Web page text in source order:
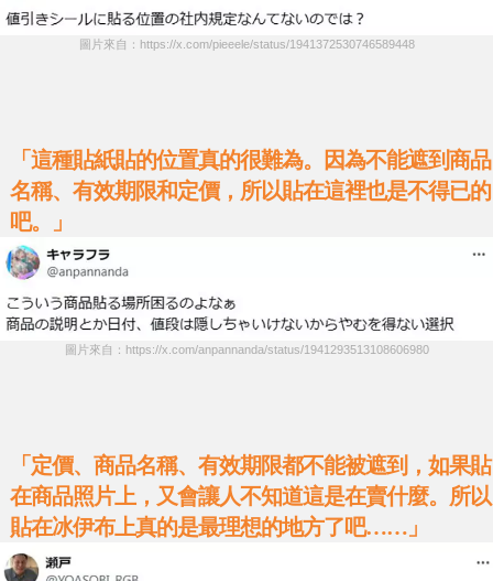
圖片來自：https://x.com/pieeele/status/1941372530746589448
「這種貼紙貼的位置真的很難為。因為不能遮到商品
名稱、有效期限和定價，所以貼在這裡也是不得已的
吧。」
圖片來自：https://x.com/anpannanda/status/1941293513108606980
「定價、商品名稱、有效期限都不能被遮到，如果貼
在商品照片上，又會讓人不知道這是在賣什麼。所以
貼在冰伊布上真的是最理想的地方了吧……」